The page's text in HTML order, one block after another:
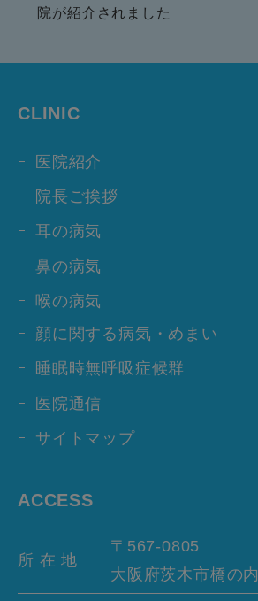
CLINIC
医院紹介
院長ご挨拶
耳の病気
鼻の病気
喉の病気
顔に関する病気・めまい
睡眠時無呼吸症候群
医院通信
サイトマップ
ACCESS
所 在 地
〒567-0805
大阪府茨木市橋の内